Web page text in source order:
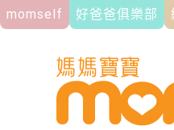
momself 好爸爸俱樂部